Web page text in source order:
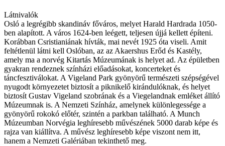
Látnivalók
Osló a legrégibb skandináv főváros, melyet Harald Hardrada 1050-
ben alapított. A város 1624-ben leégett, teljesen újjá kellett építeni.
Korábban Csristianiának hívták, mai nevét 1925 óta viseli. Amit
feltétlenül látni kell Oslóban, az az Akaershus Erőd és Kastély,
amely ma a norvég Kitartás Múzeumának is helyet ad. Az épületben
gyakran rendeznek színházi előadásokat, koncerteket és
táncfesztiválokat. A Vigeland Park gyönyörű természeti szépségével
nyugodt környezetet biztosít a piknikelő kirándulóknak, és helyet
biztosít Gustav Vigeland szobrának és a Viegelandnak emléket állító
Múzeumnak is. A Nemzeti Színház, amelynek különlegessége a
gyönyörű rokokó előtér, szintén a parkban található. A Munch
Múzeumban Norvégia leghíresebb művészének 5000 darab képe és
rajza van kiállítva. A művész leghíresebb képe viszont nem itt,
hanem a Nemzeti Galériában tekinthető meg.